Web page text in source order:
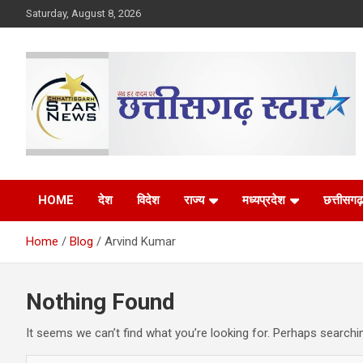
to
Saturday, August 8, 2026
Chhattisgarh Star
HOME देश विदेश राज्य मध्यप्रदेश छत्तीसगढ़
Home Blog Arvind Kumar
Nothing Found
It seems we can’t find what you’re looking for. Perhaps